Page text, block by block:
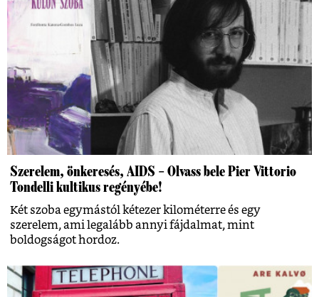
Szerelem, önkeresés, AIDS – Olvass bele Pier Vittorio
Tondelli kultikus regényébe!
Két szoba egymástól kétezer kilométerre és egy
szerelem, ami legalább annyi fájdalmat, mint
boldogságot hordoz.